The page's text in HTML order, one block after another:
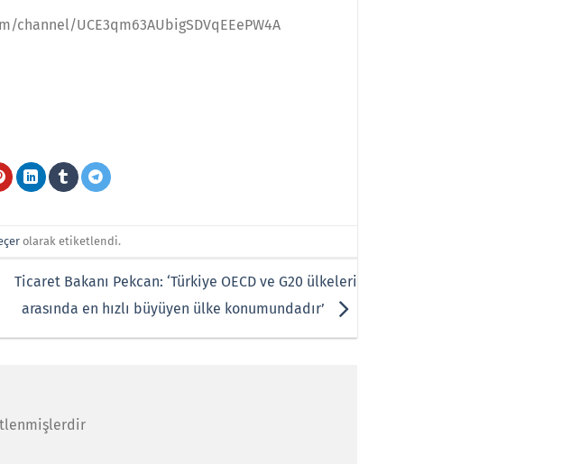
channel/UCE3qm63AUbigSDVqEEePW4A
olarak etiketlendi.
Ticaret Bakanı Pekcan: ‘Türkiye OECD ve G20 ülkeleri
arasında en hızlı büyüyen ülke konumundadır’